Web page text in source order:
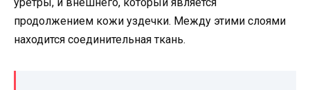
продолжением кожи уздечки. Между этими слоями
находится соединительная ткань.